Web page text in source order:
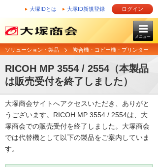
大塚IDとは 大塚ID新規登録 ログイン
メニュー
ソリューション・製品 複合機・コピー機・プリンター
RICOH MP 3554 / 2554（本製品
は販売受付を終了しました）
大塚商会サイトへアクセスいただき、ありがと
うございます。RICOH MP 3554 / 2554は、大
塚商会での販売受付を終了しました。大塚商会
では代替機として以下の製品をご案内していま
す。